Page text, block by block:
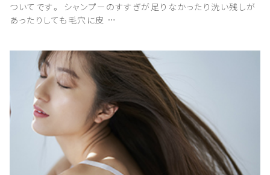
ついてです。 シャンプーのすすぎが足りなかったり洗い残しが
あったりしても毛穴に皮 …